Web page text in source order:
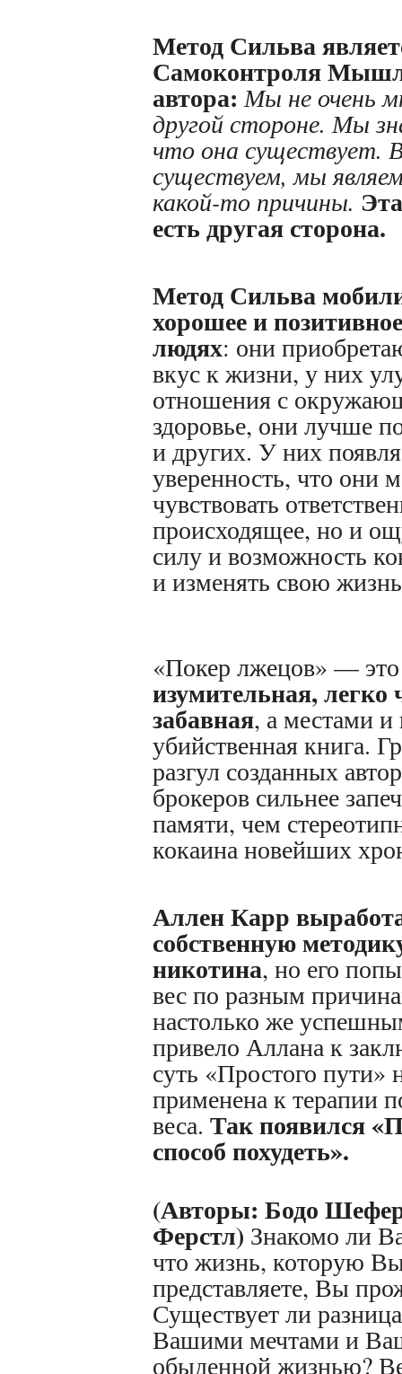
Метод Сильва
Самоконтроля
автора:Мы не очень
другой стороне. Мы
что она существует.
существуем, мы
какой-то причины.
есть другая сторона.
Метод Сильва
хорошее и
людях: они
вкус к жизни, у них
отношения с
здоровье, они лучше
и других. У них
уверенность, что они
чувствовать
происходящее, но и
силу и возможность
и изменять свою
«Покер лжецов» — это
изумительная, легко
забавная, а местами и
убийственная книга.
разгул созданных
брокеров сильнее
памяти, чем
кокаина новейших
Аллен Карр
собственную
никотина, но его
вес по разным
настолько же
привело Аллана к
суть «Простого пути»
применена к терапии
веса. Так появился
способ похудеть».
(Авторы: Бодо
Ферстл) Знакомо ли
что жизнь, которую
представляете, Вы
Существует ли
Вашими мечтами и
обыденной жизнью?